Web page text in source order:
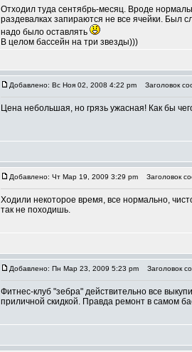
Отходил туда сентябрь-месяц. Вроде
раздевалках запираются не все ячейки. Был
надо было оставлять
В целом бассейн на три звезды)))
Добавлено: Вс Ноя 02, 2008 4:22 pm Заголовок
Цена небольшая, но грязь ужасная! Как бы
Добавлено: Чт Мар 19, 2009 3:29 pm Заголовок
Ходили некоторое время, все нормально,
так не походишь.
Добавлено: Пн Мар 23, 2009 5:23 pm Заголовок
Фитнес-клуб "зебра" действительно все
приличной скидкой. Правда ремонт в самом